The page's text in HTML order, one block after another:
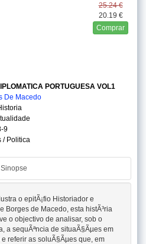
25.24 €
20.19 €
Comprar
PORTUGUESA VOL1
De Macedo
9
/ Politica
Sinopse
o epitÃ¡fio Historiador e
Borges de Macedo, esta histÃ³ria
o objectivo de analisar, sob o
a sequÃªncia de situaÃ§Ãµes em
referir as soluÃ§Ãµes que, em